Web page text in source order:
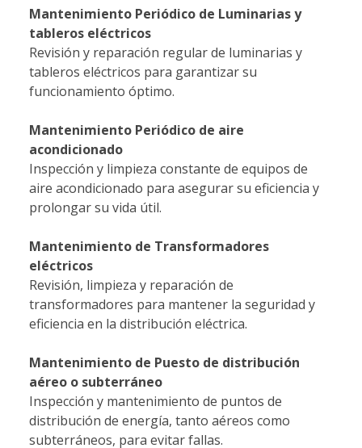
Mantenimiento Periódico de Luminarias y
tableros eléctricos
Revisión y reparación regular de luminarias y
tableros eléctricos para garantizar su
funcionamiento óptimo.
Mantenimiento Periódico de aire
acondicionado
Inspección y limpieza constante de equipos de
aire acondicionado para asegurar su eficiencia y
prolongar su vida útil.
Mantenimiento de Transformadores
eléctricos
Revisión, limpieza y reparación de
transformadores para mantener la seguridad y
eficiencia en la distribución eléctrica.
Mantenimiento de Puesto de distribución
aéreo o subterráneo
Inspección y mantenimiento de puntos de
distribución de energía, tanto aéreos como
subterráneos, para evitar fallas.